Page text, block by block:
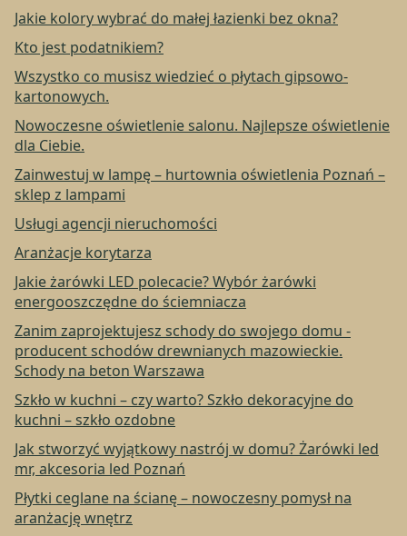
Jakie kolory wybrać do małej łazienki bez okna?
Kto jest podatnikiem?
Wszystko co musisz wiedzieć o płytach gipsowo-
kartonowych.
Nowoczesne oświetlenie salonu. Najlepsze oświetlenie
dla Ciebie.
Zainwestuj w lampę – hurtownia oświetlenia Poznań –
sklep z lampami
Usługi agencji nieruchomości
Aranżacje korytarza
Jakie żarówki LED polecacie? Wybór żarówki
energooszczędne do ściemniacza
Zanim zaprojektujesz schody do swojego domu -
producent schodów drewnianych mazowieckie.
Schody na beton Warszawa
Szkło w kuchni – czy warto? Szkło dekoracyjne do
kuchni – szkło ozdobne
Jak stworzyć wyjątkowy nastrój w domu? Żarówki led
mr, akcesoria led Poznań
Płytki ceglane na ścianę – nowoczesny pomysł na
aranżację wnętrz